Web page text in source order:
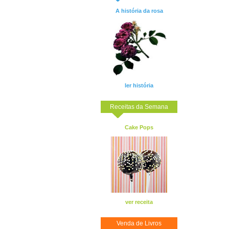
A história da rosa
ler história
Receitas da Semana
Cake Pops
ver receita
Venda de Livros